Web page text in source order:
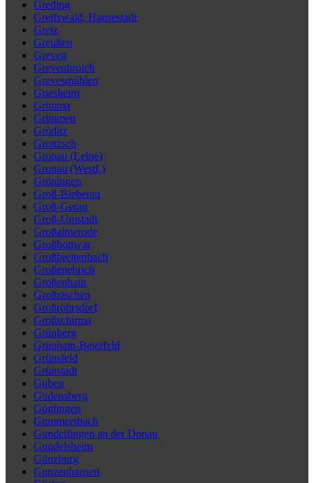
Greding
Greifswald, Hansestadt
Greiz
Greußen
Greven
Grevenbroich
Grevesmühlen
Griesheim
Grimma
Grimmen
Gröditz
Groitzsch
Gronau (Leine)
Gronau (Westf.)
Gröningen
Groß-Bieberau
Groß-Gerau
Groß-Umstadt
Großalmerode
Großbottwar
Großbreitenbach
Großenehrich
Großenhain
Großräschen
Großröhrsdorf
Großschirma
Grünberg
Grünhain-Beierfeld
Grünsfeld
Grünstadt
Guben
Gudensberg
Güglingen
Gummersbach
Gundelfingen an der Donau
Gundelsheim
Günzburg
Gunzenhausen